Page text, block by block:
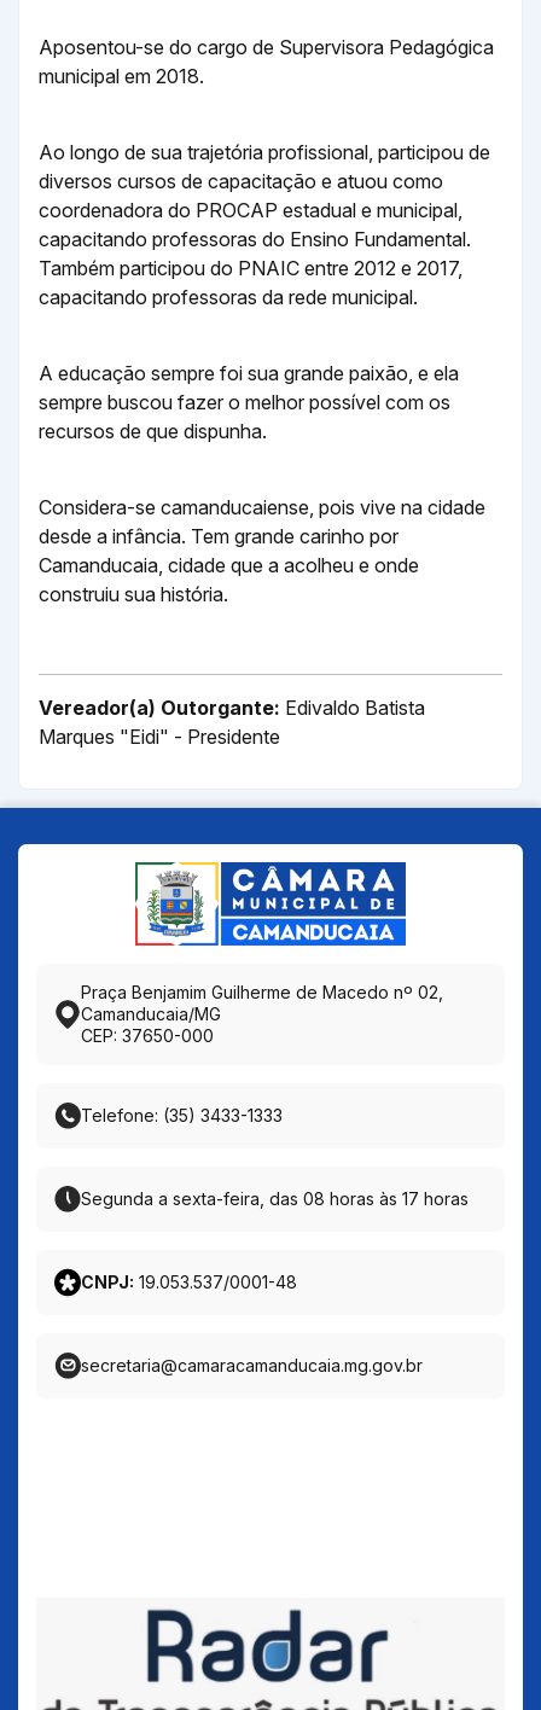
Aposentou-se do cargo de Supervisora Pedagógica
municipal em 2018.
Ao longo de sua trajetória profissional, participou de
diversos cursos de capacitação e atuou como
coordenadora do PROCAP estadual e municipal,
capacitando professoras do Ensino Fundamental.
Também participou do PNAIC entre 2012 e 2017,
capacitando professoras da rede municipal.
A educação sempre foi sua grande paixão, e ela
sempre buscou fazer o melhor possível com os
recursos de que dispunha.
Considera-se camanducaiense, pois vive na cidade
desde a infância. Tem grande carinho por
Camanducaia, cidade que a acolheu e onde
construiu sua história.
Vereador(a) Outorgante: Edivaldo Batista
Marques "Eidi" - Presidente
Praça Benjamim Guilherme de Macedo nº 02,
Camanducaia/MG
CEP: 37650-000
Telefone: (35) 3433-1333
Segunda a sexta-feira, das 08 horas às 17 horas
CNPJ: 19.053.537/0001-48
secretaria@camaracamanducaia.mg.gov.br